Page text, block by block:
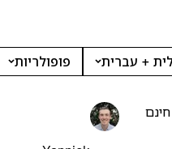
+ עברית פופולריות
חינם